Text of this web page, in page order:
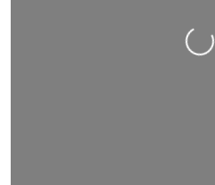
Nahrávání….